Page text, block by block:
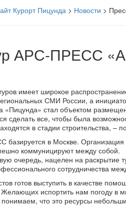
Курорт Пицунда > Новости >
АРС-ПРЕСС
имеет широкое
СМИ России, а
стал объектом
сделать все, чтобы была
в стадии строительства, –
в Москве. Организация
коммуницируют между собой.
очередь, нацелен на раскрытие
сотрудничества
готов выступить в качестве
испортить нам погоду в
что это ресурсы